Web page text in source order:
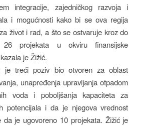
integracije, zajedničkog razvoja i
i mogućnosti kako bi se ova regija
život i rad, a što se ostvaruje kroz do
26 projekata u okviru finansijske
je Žižić.
treći poziv bio otvoren za oblast
unapređenja upravljanja otpadom
voda i poboljšanja kapaciteta za
potencijala i da je njegova vrednost
da je ugovoreno 10 projekata. Žižić je